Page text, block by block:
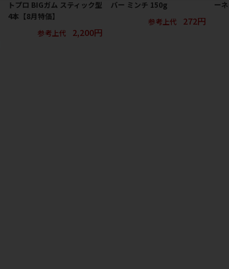
トプロ BIGガム スティック型
4本【8月特価】
参考上代
2,200円
バー ミンチ 150g
参考上代
272円
ー